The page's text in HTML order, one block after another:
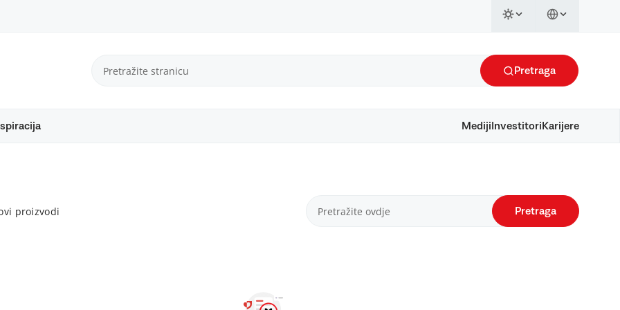
Pretraga
Mediji Investitori Karijere
proizvodi Pretraga